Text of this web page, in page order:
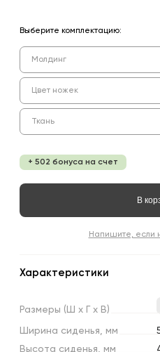
Выберите комплектацию:
Молдинг
Цвет ножек
Ткань
+ 502 бонуса на счет
В
Напишите, если
Характеристики
Размеры (Ш х х В)
Ширина сиденья, мм
Высота сиденья, мм